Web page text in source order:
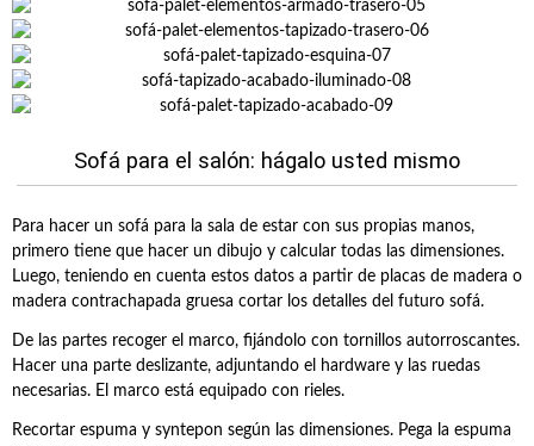
Sofá para el salón: hágalo usted mismo
Para hacer un sofá para la sala de estar con sus propias manos,
primero tiene que hacer un dibujo y calcular todas las dimensiones.
Luego, teniendo en cuenta estos datos a partir de placas de madera o
madera contrachapada gruesa cortar los detalles del futuro sofá.
De las partes recoger el marco, fijándolo con tornillos autorroscantes.
Hacer una parte deslizante, adjuntando el hardware y las ruedas
necesarias. El marco está equipado con rieles.
Recortar espuma y syntepon según las dimensiones. Pega la espuma